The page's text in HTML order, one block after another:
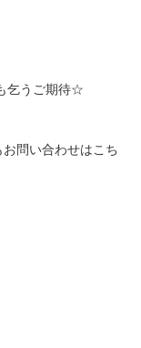
乞うご期待☆
問い合わせはこち